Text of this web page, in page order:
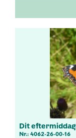
Dit
Nr.: 4062-26-00-16